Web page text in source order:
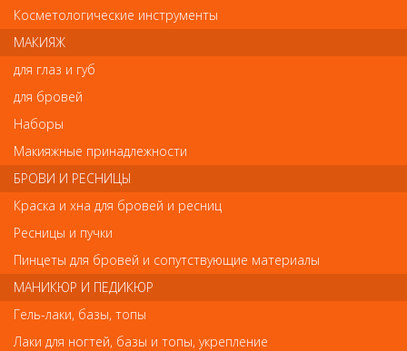
Отзывы
Ваш отзыв станет первым
Напишите свой отзыв
Комментарий
Имя
Код
Косметологические инструменты
МАКИЯЖ
для глаз и губ
для бровей
Наборы
Макияжные принадлежности
БРОВИ И РЕСНИЦЫ
Краска и хна для бровей и ресниц
Ресницы и пучки
Пинцеты для бровей и сопутствующие материалы
МАНИКЮР И ПЕДИКЮР
Гель-лаки, базы, топы
Лаки для ногтей, базы и топы, укрепление